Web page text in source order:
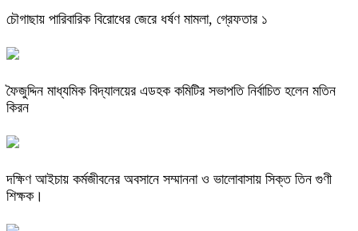
চৌগাছায় পারিবারিক বিরোধের জেরে ধর্ষণ মামলা, গ্রেফতার ১
ফৈজুদ্দিন মাধ্যমিক বিদ্যালয়ের এডহক কমিটির সভাপতি নির্বাচিত হলেন মতিন
কিরন
দক্ষিণ আইচায় কর্মজীবনের অবসানে সম্মাননা ও ভালোবাসায় সিক্ত তিন গুণী
শিক্ষক।